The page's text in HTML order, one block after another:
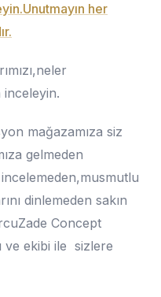
her
inceleyin.
mağazamıza siz
gelmeden
dinlemeden sakın
Concept
ve ekibi ile sizlere